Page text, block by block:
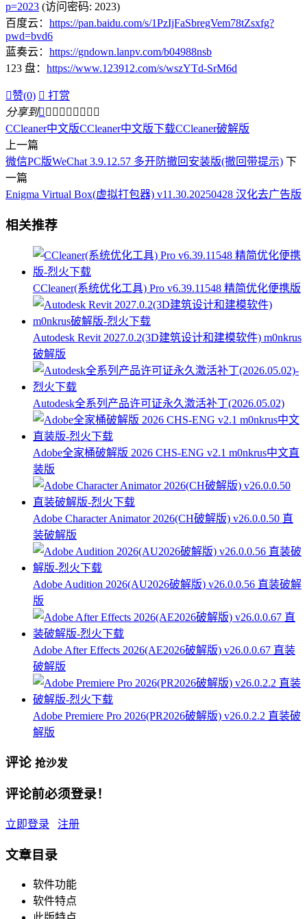
p=2023 (访问密码: 2023)
百度云： https://pan.baidu.com/s/1PzIjFaSbregVem78tZsxfg?
pwd=bvd6
蓝奏云： https://gndown.lanpv.com/b04988nsb
123 盘： https://www.123912.com/s/wszYTd-SrM6d
赞(0)  打赏
分享到        
CCleaner中文版CCleaner中文版下载CCleaner破解版
上一篇
微信PC版WeChat 3.9.12.57 多开防撤回安装版(撤回带提示) 下
一篇
Enigma Virtual Box(虚拟打包器) v11.30.20250428 汉化去广告版
相关推荐
CCleaner(系统优化工具) Pro v6.39.11548 精简优化便携版
Autodesk Revit 2027.0.2(3D建筑设计和建模软件) m0nkrus
破解版
Autodesk全系列产品许可证永久激活补丁(2026.05.02)
Adobe全家桶破解版 2026 CHS-ENG v2.1 m0nkrus中文直
装版
Adobe Character Animator 2026(CH破解版) v26.0.0.50 直
装破解版
Adobe Audition 2026(AU2026破解版) v26.0.0.56 直装破解
版
Adobe After Effects 2026(AE2026破解版) v26.0.0.67 直装
破解版
Adobe Premiere Pro 2026(PR2026破解版) v26.0.2.2 直装破
解版
评论 抢沙发
评论前必须登录！
立即登录 注册
文章目录
软件功能
软件特点